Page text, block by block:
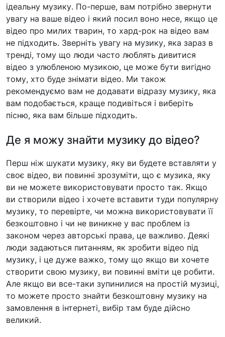
ідеальну музику. По-перше, вам потрібно звернути
увагу на ваше відео і який посил воно несе, якщо це
відео про милих тварин, то хард-рок на відео вам
не підходить. Зверніть увагу на музику, яка зараз в
тренді, тому що люди часто люблять дивитися
відео з улюбленою музикою, це може бути вигідно
тому, хто буде знімати відео. Ми також
рекомендуємо вам не додавати відразу музику, яка
вам подобається, краще подивіться і виберіть
пісню, яка вам більше підходить.
Де я можу знайти музику до відео?
Перш ніж шукати музику, яку ви будете вставляти у
своє відео, ви повинні зрозуміти, що є музика, яку
ви не можете використовувати просто так. Якщо
ви створили відео і хочете вставити туди популярну
музику, то перевірте, чи можна використовувати її
безкоштовно і чи не виникне у вас проблем із
законом через авторські права, це важливо. Деякі
люди задаються питанням, як зробити відео під
музику, і це дуже важко, тому що якщо ви хочете
створити свою музику, ви повинні вміти це робити.
Але якщо ви все-таки зупинилися на простій музиці,
то можете просто знайти безкоштовну музику на
замовлення в інтернеті, вибір там буде дійсно
великий.